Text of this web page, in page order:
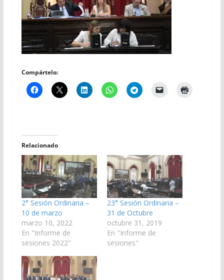
Compártelo:
Relacionado
2° Sesión Ordinaria –
10 de marzo
marzo 10, 2022
En "Informe de
sesiones 2022"
23° Sesión Ordinaria –
31 de Octubre
octubre 31, 2019
En "Informe de
sesiones"